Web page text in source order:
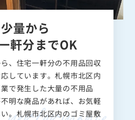
少量から
軒分までOK
、住宅一軒分の不用品回収
しています。札幌市北区内
で発生した大量の不用品
明な廃品があれば、お気軽
。札幌市北区内のゴミ屋敷